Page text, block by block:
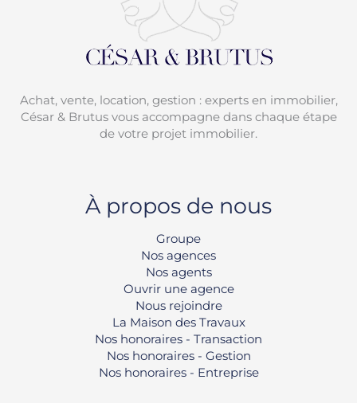
Achat, vente, location, gestion : experts en immobilier,
César & Brutus vous accompagne dans chaque étape
de votre projet immobilier.
À propos de nous
Groupe
Nos agences
Nos agents
Ouvrir une agence
Nous rejoindre
La Maison des Travaux
Nos honoraires - Transaction
Nos honoraires - Gestion
Nos honoraires - Entreprise